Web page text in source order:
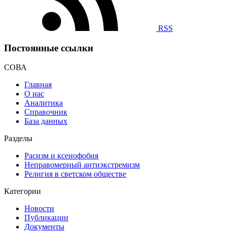
RSS
Постоянные ссылки
СОВА
Главная
О нас
Аналитика
Справочник
База данных
Разделы
Расизм и ксенофобия
Неправомерный антиэкстремизм
Религия в светском обществе
Категории
Новости
Публикации
Документы